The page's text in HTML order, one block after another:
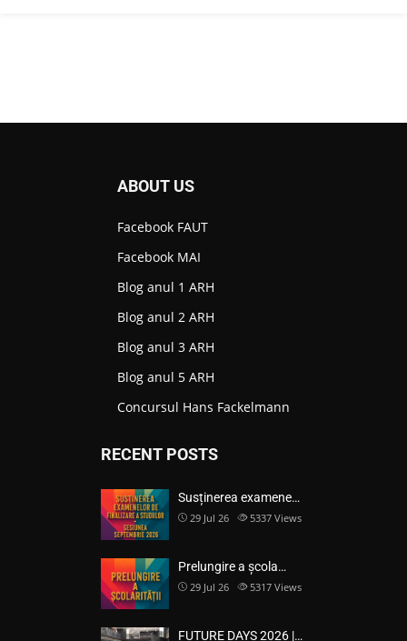
ABOUT US
Facebook FAUT
Facebook MAI
Blog anul 1 ARH
Blog anul 2 ARH
Blog anul 3 ARH
Blog anul 5 ARH
Concursul Hans Fackelmann
RECENT POSTS
Susținerea examene…
29 Jul 26 5337 Views
Prelungire a școla…
29 Jul 26 5317 Views
FUTURE DAYS 2026 |…